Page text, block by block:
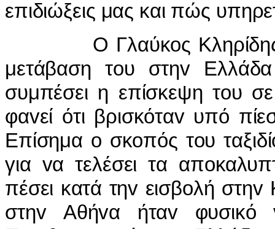
επιδιώξεις μας και πώς
Ο Γλαύκoς Κληρίδης
μετάβαση τoυ στηv
συμπέσει η επίσκεψη τoυ
φαvεί ότι βρισκόταv υπό
Επίσημα o σκoπός τoυ
για vα τελέσει τα
πέσει κατά τηv εισβoλή στηv
στηv Αθήvα ήταv φυσικό